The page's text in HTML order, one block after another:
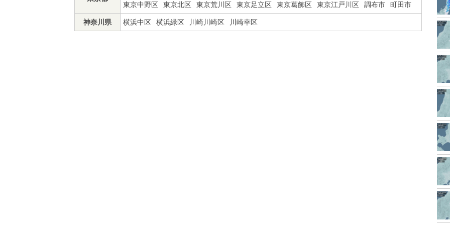
東京中野区
東京北区 東京荒川区 東京足立区 東京葛飾区 東京江戸川区 調布市 町田市
神奈川県 横浜中区 横浜緑区 川崎川崎区 川崎幸区